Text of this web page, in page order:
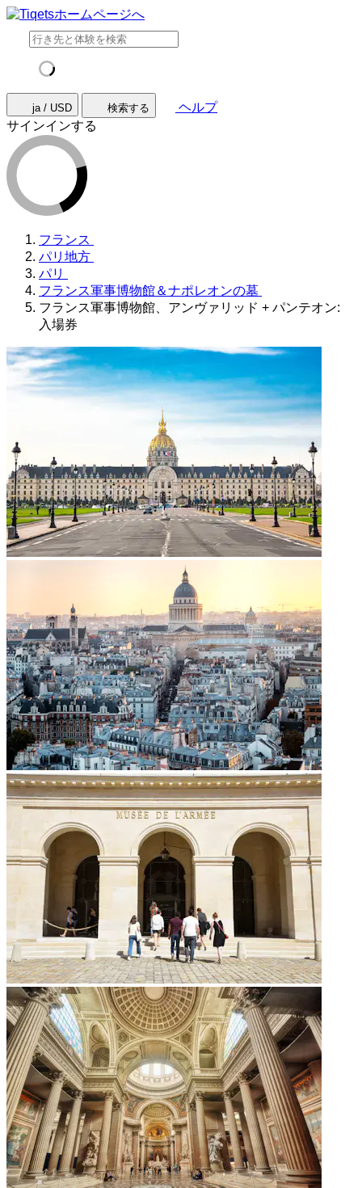
ja / USD 検索する
ヘルプ
サインインする
フランス
パリ地方
パリ
フランス軍事博物館＆ナポレオンの墓
フランス軍事博物館、アンヴァリッド + パンテオン:
入場券